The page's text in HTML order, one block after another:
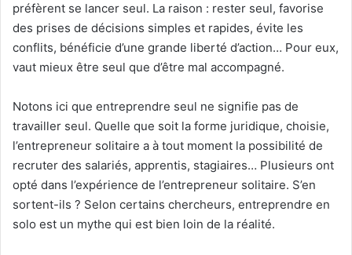
préfèrent se lancer seul. La raison : rester seul, favorise
des prises de décisions simples et rapides, évite les
conflits, bénéficie d’une grande liberté d’action… Pour eux,
vaut mieux être seul que d’être mal accompagné.
Notons ici que entreprendre seul ne signifie pas de
travailler seul. Quelle que soit la forme juridique, choisie,
l’entrepreneur solitaire a à tout moment la possibilité de
recruter des salariés, apprentis, stagiaires… Plusieurs ont
opté dans l’expérience de l’entrepreneur solitaire. S’en
sortent-ils ? Selon certains chercheurs, entreprendre en
solo est un mythe qui est bien loin de la réalité.